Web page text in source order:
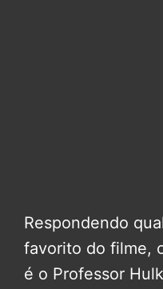
Respondendo
favorito do filme,
é o Professor